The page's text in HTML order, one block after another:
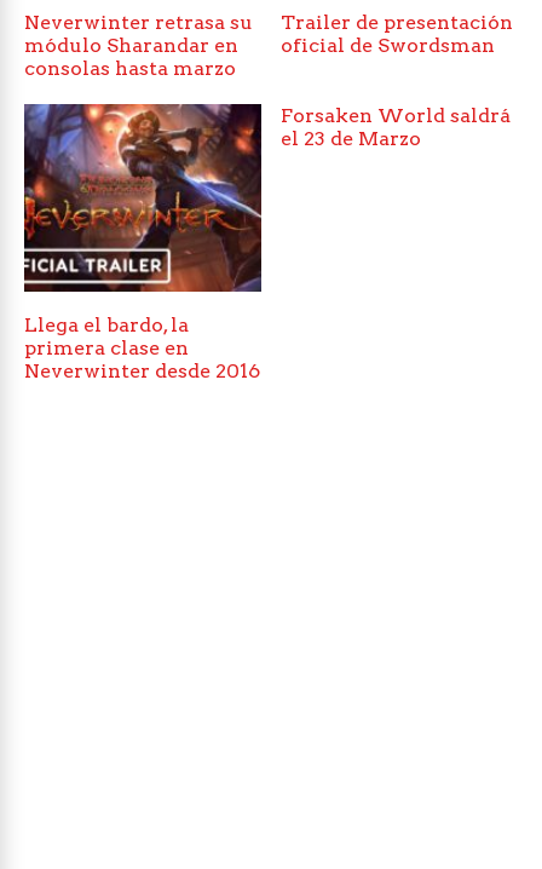
Neverwinter retrasa su
módulo Sharandar en
consolas hasta marzo
Trailer de presentación
oficial de Swordsman
Llega el bardo, la
primera clase en
Neverwinter desde 2016
Forsaken World saldrá
el 23 de Marzo